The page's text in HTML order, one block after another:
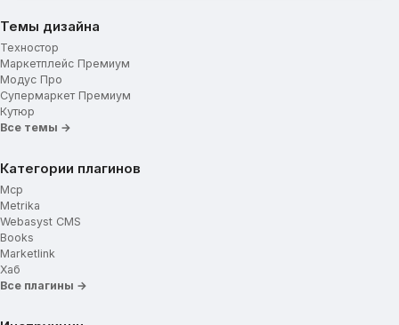
Темы дизайна
Техностор
Маркетплейс Премиум
Модус Про
Супермаркет Премиум
Кутюр
Все темы →
Категории плагинов
Mcp
Metrika
Webasyst CMS
Books
Marketlink
Хаб
Все плагины →